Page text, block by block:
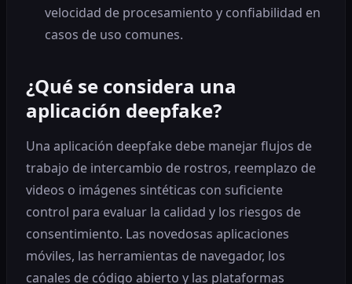
velocidad de procesamiento y confiabilidad en
casos de uso comunes.
¿Qué se considera una
aplicación deepfake?
Una aplicación deepfake debe manejar flujos de
trabajo de intercambio de rostros, reemplazo de
videos o imágenes sintéticas con suficiente
control para evaluar la calidad y los riesgos de
consentimiento. Las novedosas aplicaciones
móviles, las herramientas de navegador, los
canales de código abierto y las plataformas